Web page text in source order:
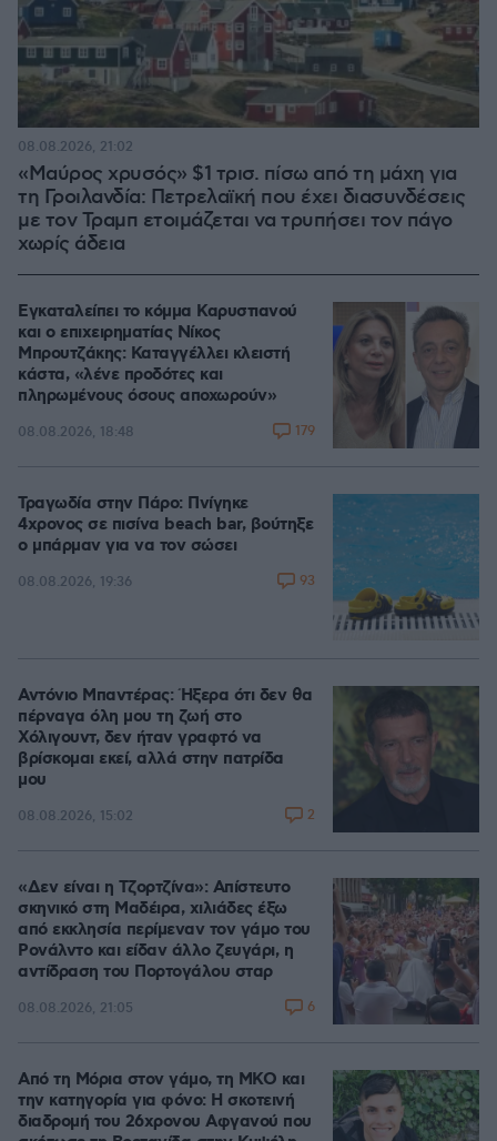
«Μαύρος χρυσός» $1 τρισ. πίσω από τη μάχη για
τη Γροιλανδία: Πετρελαϊκή που έχει διασυνδέσεις
με τον Τραμπ ετοιμάζεται να τρυπήσει τον πάγο
χωρίς άδεια
08.08.2026, 21:02
Εγκαταλείπει το κόμμα Καρυστιανού
και ο επιχειρηματίας Νίκος
Μπρουτζάκης: Καταγγέλλει κλειστή
κάστα, «λένε προδότες και
πληρωμένους όσους αποχωρούν»
08.08.2026, 18:48 179
Τραγωδία στην Πάρο: Πνίγηκε
4χρονος σε πισίνα beach bar, βούτηξε
ο μπάρμαν για να τον σώσει
08.08.2026, 19:36 93
Αντόνιο Μπαντέρας: Ήξερα ότι δεν θα
πέρναγα όλη μου τη ζωή στο
Χόλιγουντ, δεν ήταν γραφτό να
βρίσκομαι εκεί, αλλά στην πατρίδα
μου
08.08.2026, 15:02 2
«Δεν είναι η Τζορτζίνα»: Απίστευτο
σκηνικό στη Μαδέιρα, χιλιάδες έξω
από εκκλησία περίμεναν τον γάμο του
Ρονάλντο και είδαν άλλο ζευγάρι, η
αντίδραση του Πορτογάλου σταρ
08.08.2026, 21:05 6
Από τη Μόρια στον γάμο, τη ΜΚΟ και
την κατηγορία για φόνο: Η σκοτεινή
διαδρομή του 26χρονου Αφγανού που